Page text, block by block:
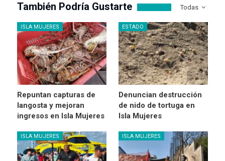
Todas
También Podría Gustarte
ISLA MUJERES
Repuntan capturas de
langosta y mejoran
ingresos en Isla Mujeres
ESTADO
Denuncian destrucción
de nido de tortuga en
Isla Mujeres
ISLA MUJERES ISLA MUJERES